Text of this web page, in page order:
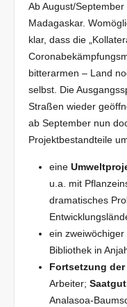
Ab August/
Madagaskar.
klar, dass die
bitterarmen – Land
selbst. Die
Straßen wieder
ab September nun
Projektbestandteile
eine
u.a. mit
dramatisches
ein zweiwöchiger
Bibliothek in
Fortsetzung der
Arbeiter;
Analasoa-